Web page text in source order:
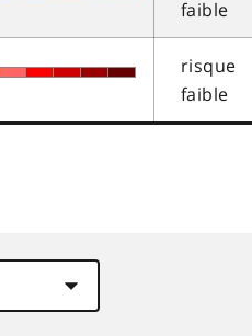
faible
risque
faible